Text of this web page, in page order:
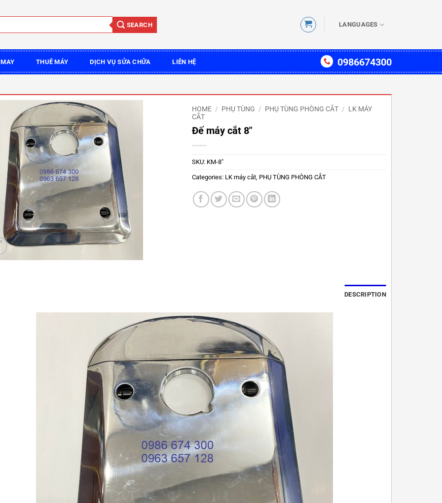
SEARCH LANGUAGES
THUÊ MÁY DỊCH VỤ SỬA CHỮA LIÊN HỆ 0986674300
HOME / PHỤ TÙNG / PHỤ TÙNG PHÒNG CẮT / LK MÁY
CẮT
Đế máy cắt 8″
SKU: KM-8"
Categories: LK máy cắt PHỤ TÙNG PHÒNG CẮT
DESCRIPTION